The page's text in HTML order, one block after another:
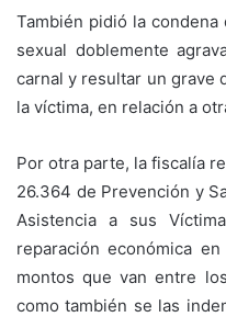
También pidió la condena
sexual doblemente
carnal y resultar un grave
la víctima, en relación a
Por otra parte, la fiscalía
26.364 de Prevención y
Asistencia a sus
reparación económica
montos que van entre
como también se las